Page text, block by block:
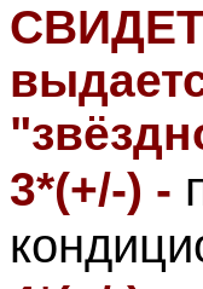
3*(+/-) -